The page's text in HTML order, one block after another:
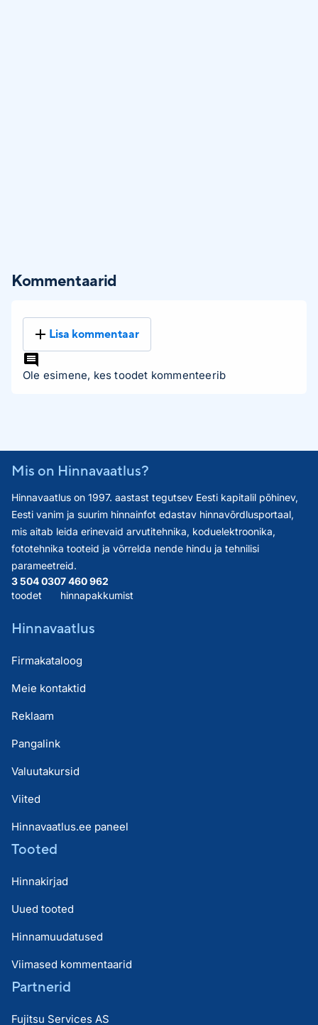
Kommentaarid
Lisa kommentaar
Ole esimene, kes toodet kommenteerib
Mis on Hinnavaatlus?
Hinnavaatlus on 1997. aastast tegutsev Eesti kapitalil põhinev,
Eesti vanim ja suurim hinnainfot edastav hinnavõrdlusportaal,
mis aitab leida erinevaid arvutitehnika, koduelektroonika,
fototehnika tooteid ja võrrelda nende hindu ja tehnilisi
parameetreid.
3 504 030
toodet
7 460 962
hinnapakkumist
Hinnavaatlus
Firmakataloog
Meie kontaktid
Reklaam
Pangalink
Valuutakursid
Viited
Hinnavaatlus.ee paneel
Tooted
Hinnakirjad
Uued tooted
Hinnamuudatused
Viimased kommentaarid
Partnerid
Fujitsu Services AS